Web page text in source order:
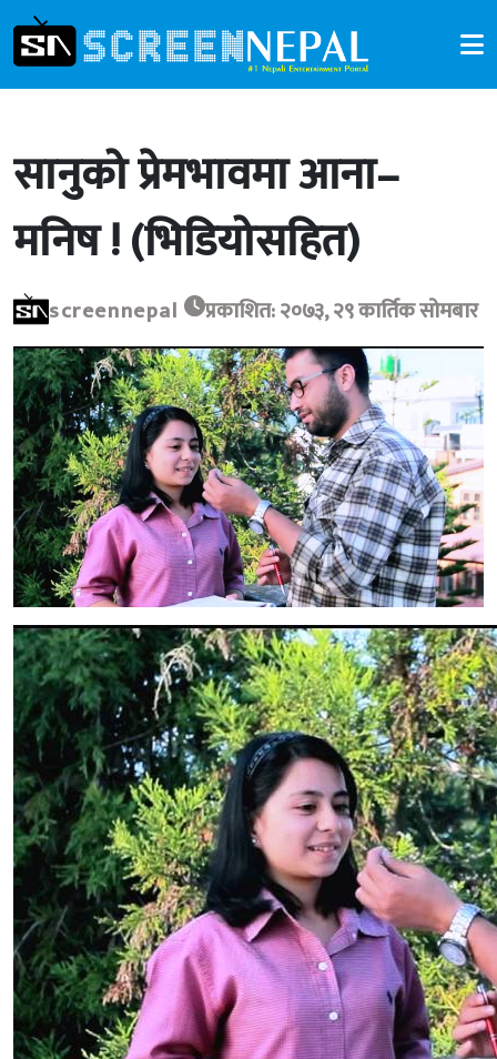
सानुको प्रेमभावमा आना–
मनिष ! (भिडियोसहित)
screennepal प्रकाशित: २०७३, २९ कार्तिक सोमबार